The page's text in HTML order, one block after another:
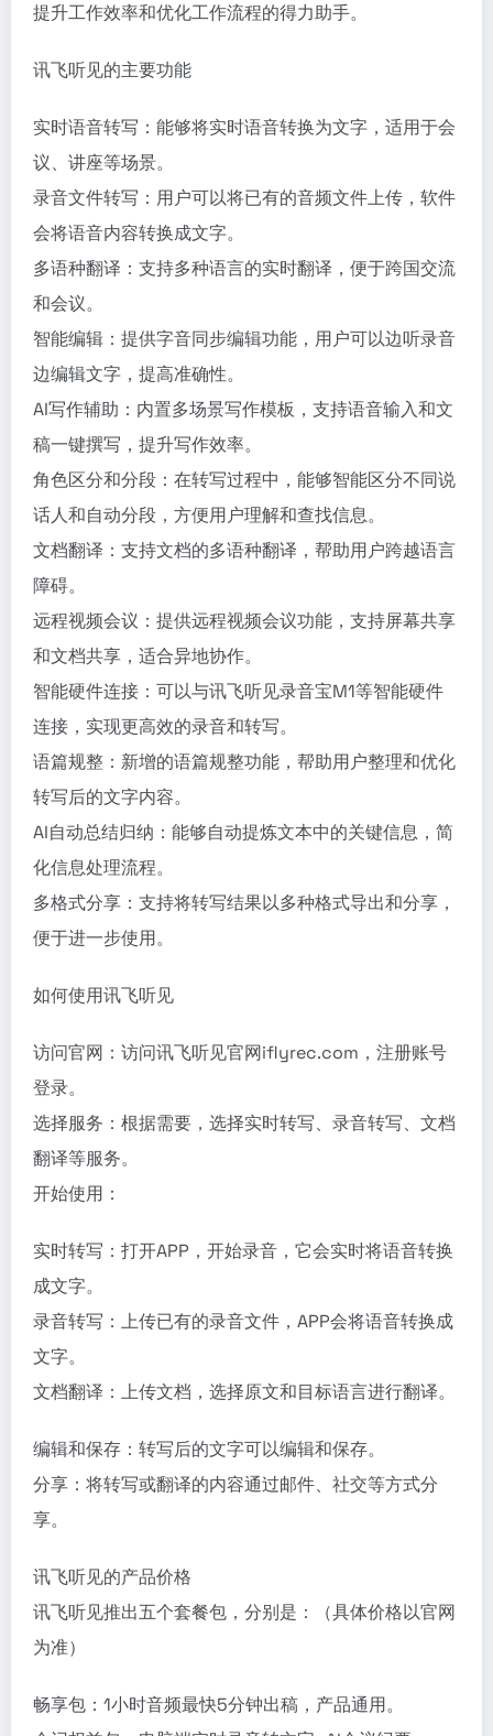
提升工作效率和优化工作流程的得力助手。
讯飞听见的主要功能
实时语音转写：能够将实时语音转换为文字，适用于会
议、讲座等场景。
录音文件转写：用户可以将已有的音频文件上传，软件
会将语音内容转换成文字。
多语种翻译：支持多种语言的实时翻译，便于跨国交流
和会议。
智能编辑：提供字音同步编辑功能，用户可以边听录音
边编辑文字，提高准确性。
AI写作辅助：内置多场景写作模板，支持语音输入和文
稿一键撰写，提升写作效率。
角色区分和分段：在转写过程中，能够智能区分不同说
话人和自动分段，方便用户理解和查找信息。
文档翻译：支持文档的多语种翻译，帮助用户跨越语言
障碍。
远程视频会议：提供远程视频会议功能，支持屏幕共享
和文档共享，适合异地协作。
智能硬件连接：可以与讯飞听见录音宝M1等智能硬件
连接，实现更高效的录音和转写。
语篇规整：新增的语篇规整功能，帮助用户整理和优化
转写后的文字内容。
AI自动总结归纳：能够自动提炼文本中的关键信息，简
化信息处理流程。
多格式分享：支持将转写结果以多种格式导出和分享，
便于进一步使用。
如何使用讯飞听见
访问官网：访问讯飞听见官网iflyrec.com，注册账号
登录。
选择服务：根据需要，选择实时转写、录音转写、文档
翻译等服务。
开始使用：
实时转写：打开APP，开始录音，它会实时将语音转换
成文字。
录音转写：上传已有的录音文件，APP会将语音转换成
文字。
文档翻译：上传文档，选择原文和目标语言进行翻译。
编辑和保存：转写后的文字可以编辑和保存。
分享：将转写或翻译的内容通过邮件、社交等方式分
享。
讯飞听见的产品价格
讯飞听见推出五个套餐包，分别是：（具体价格以官网
为准）
畅享包：1小时音频最快5分钟出稿，产品通用。